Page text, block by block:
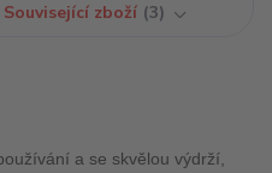
Související zboží 3
a se skvělou výdrží,